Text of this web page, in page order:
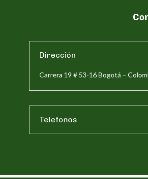
Dirección
Carrera 19 # 53-16 Bogotá –
Telefonos